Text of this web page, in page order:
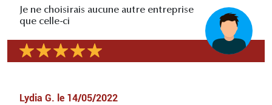
Je ne choisirais aucune autre entreprise
que celle-ci
Lydia G. le 14/05/2022